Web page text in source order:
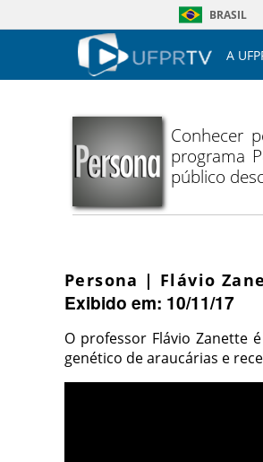
BRASIL
A
Conhecer
programa
público
Persona | Flávio
Exibido em: 10/11/17
O professor Flávio Zanette
genético de araucárias e